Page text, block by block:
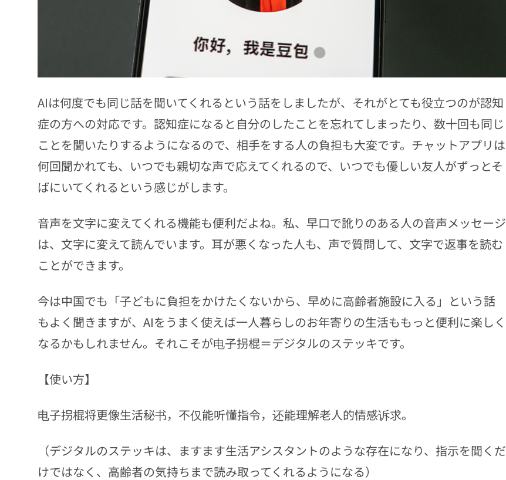
AIは何度でも同じ話を聞いてくれるという話をしましたが、それがとても役立つのが認知
症の方への対応です。認知症になると自分のしたことを忘れてしまったり、数十回も同じ
ことを聞いたりするようになるので、相手をする人の負担も大変です。チャットアプリは
何回聞かれても、いつでも親切な声で応えてくれるので、いつでも優しい友人がずっとそ
ばにいてくれるという感じがします。
音声を文字に変えてくれる機能も便利だよね。私、早口で訛りのある人の音声メッセージ
は、文字に変えて読んでいます。耳が悪くなった人も、声で質問して、文字で返事を読む
ことができます。
今は中国でも「子どもに負担をかけたくないから、早めに高齢者施設に入る」という話
もよく聞きますが、AIをうまく使えば一人暮らしのお年寄りの生活ももっと便利に楽しく
なるかもしれません。それこそが电子拐棍＝デジタルのステッキです。
【使い方】
电子拐棍将更像生活秘书，不仅能听懂指令，还能理解老人的情感诉求。
（デジタルのステッキは、ますます生活アシスタントのような存在になり、指示を聞くだ
けではなく、高齢者の気持ちまで読み取ってくれるようになる）